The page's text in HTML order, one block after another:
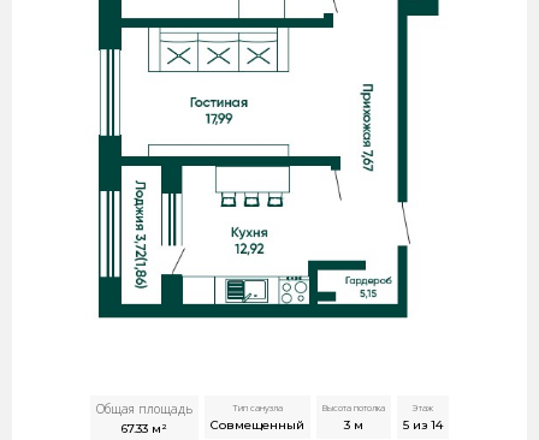
Общая площадь
67.33 м²
Тип санузла
Совмещенный
Высота потолка
3 м
Этаж
5 из 14